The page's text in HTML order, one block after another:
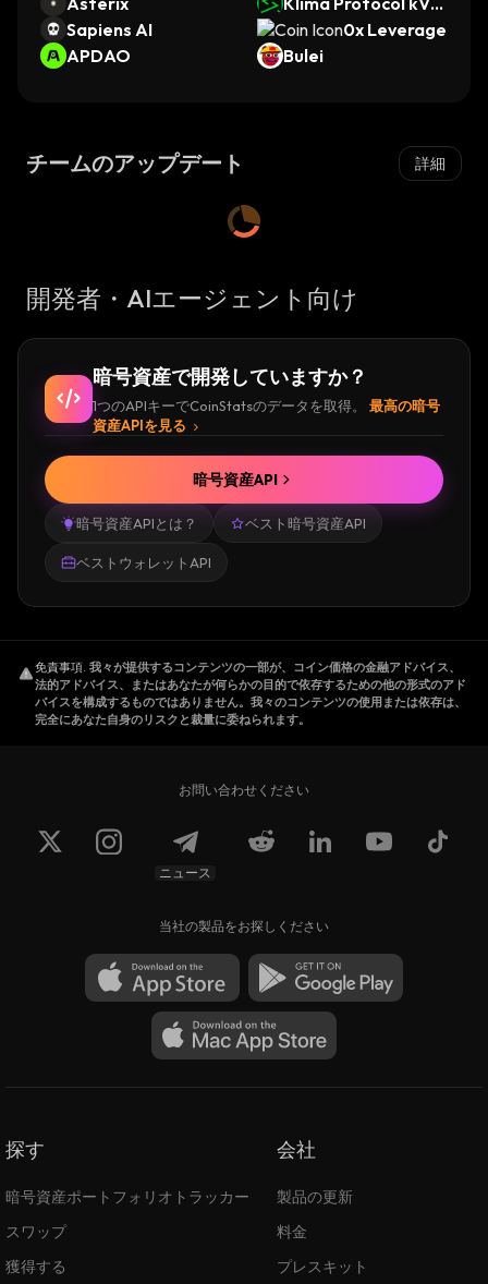
M
Sapiens AI
0x Leverage
APDAO
Bulei
チームのアップデート 詳細
開発者・AIエージェント向け
暗号資産で開発していますか？
1つのAPIキーでCoinStatsのデータを取得。
最高の暗号
資産APIを見る
暗号資産APIとは？ ベスト暗号資産API
ベストウォレットAPI
暗号資産API
免責事項. 我々が提供するコンテンツの一部が、コイン価格の金融アドバイス、
法的アドバイス、またはあなたが何らかの目的で依存するための他の形式のアド
バイスを構成するものではありません。我々のコンテンツの使用または依存は、
完全にあなた自身のリスクと裁量に委ねられます。
お問い合わせください
ニュース
当社の製品をお探しください
探す
暗号資産ポートフォリオトラッカー
スワップ
獲得する
会社
製品の更新
料金
プレスキット